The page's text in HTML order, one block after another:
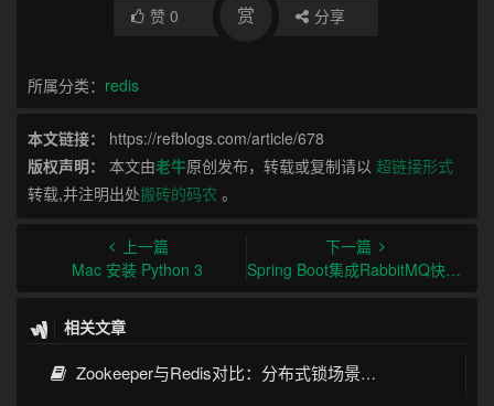
赞 0 赏 分享
所属分类： redis
本文链接：
https://refblogs.com/article/678
版权声明：
本文由老牛原创发布，转载或复制请以 超链接形式
转载,并注明出处搬砖的码农 。
上一篇
Mac 安装 Python 3
下一篇
Spring Boot集成RabbitMQ快速入门Demo
相关文章
Zookeeper与Redis对比：分布式锁场景下的架构选择